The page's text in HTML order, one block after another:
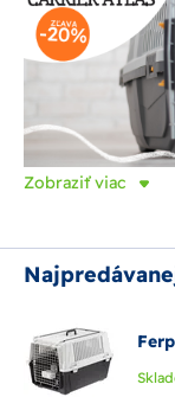
Zobraziť viac